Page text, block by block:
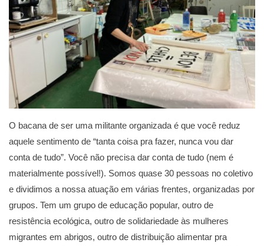
O bacana de ser uma militante organizada é que você reduz
aquele sentimento de “tanta coisa pra fazer, nunca vou dar
conta de tudo”. Você não precisa dar conta de tudo (nem é
materialmente possível!). Somos quase 30 pessoas no coletivo
e dividimos a nossa atuação em várias frentes, organizadas por
grupos. Tem um grupo de educação popular, outro de
resistência ecológica, outro de solidariedade às mulheres
migrantes em abrigos, outro de distribuição alimentar pra